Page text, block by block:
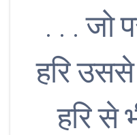
. . . जो
हरि उससे
हरि से